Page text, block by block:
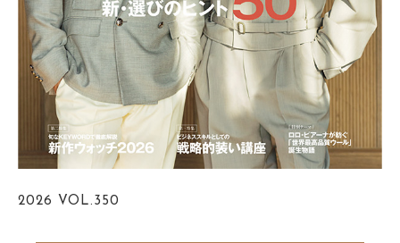
2026 VOL.350